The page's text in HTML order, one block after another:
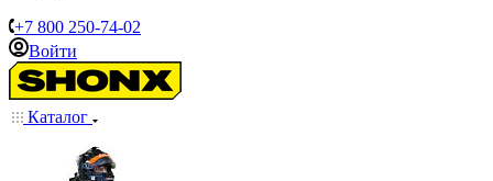
+7 800 250-74-02
Войти
Каталог